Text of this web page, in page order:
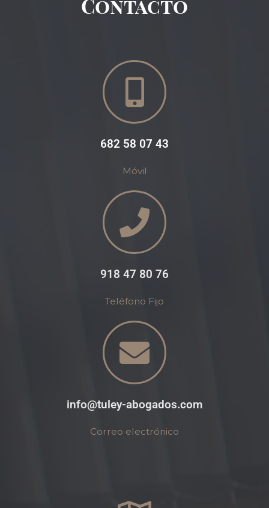
Contacto
682 58 07 43
Móvil
918 47 80 76
Teléfono Fijo
info@tuley-abogados.com
Correo electrónico